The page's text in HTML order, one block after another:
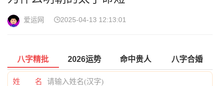
爱运网 2025-04-13 12:13:01
八字精批 2026运势 命中贵人 八字合婚
姓 名